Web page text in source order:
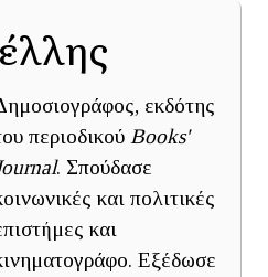
εκδότης
περιοδικού Books'
. Σπούδασε
και πολιτικές
και
Εξέδωσε